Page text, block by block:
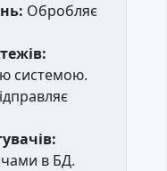
Обробляє
системою.
в БД.